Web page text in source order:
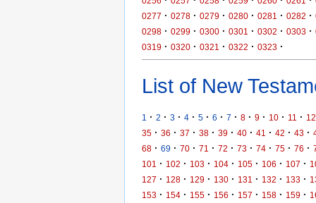
0277 · 0278 · 0279 · 0280 · 0281 · 0282 ·
0298 · 0299 · 0300 · 0301 · 0302 · 0303 ·
0319 · 0320 · 0321 · 0322 · 0323 ·
List of New
1 · 2 · 3 · 4 · 5 · 6 · 7 · 8 · 9 · 10 · 11 · 12
35 · 36 · 37 · 38 · 39 · 40 · 41 · 42 · 43 ·
68 · 69 · 70 · 71 · 72 · 73 · 74 · 75 · 76 ·
101
· 102 · 103 · 104 · 105 · 106 · 107 ·
127 · 128 · 129 · 130 · 131 · 132 · 133 ·
153 · 154 · 155 · 156 · 157 · 158 · 159 ·